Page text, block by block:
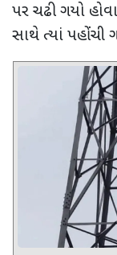
પર ચઢી ગયો
સાથે ત્યાં પહોંચી